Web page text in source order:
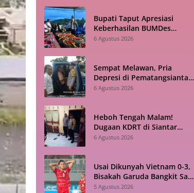
Bupati Taput Apresiasi
Keberhasilan BUMDes
Sisordak Jadi Inspirasi bagi
6 Agustus 2026
Sempat Melawan, Pria
Depresi di Pematangsiantar
Akhirnya Dievakuasi Polisi
6 Agustus 2026
Heboh Tengah Malam!
Dugaan KDRT di Siantar
Barat Berujung ke Kantor
6 Agustus 2026
Usai Dikunyah Vietnam 0-3,
Bisakah Garuda Bangkit Saat
Bertandang ke Singapura?
5 Agustus 2026